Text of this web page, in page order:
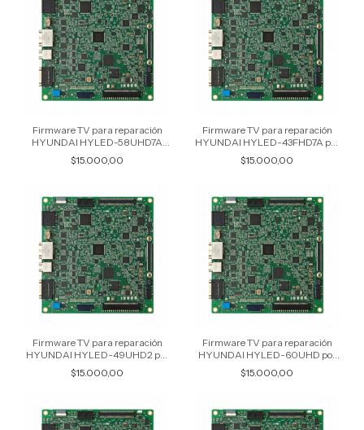
Firmware TV para reparación
HYUNDAI HYLED-58UHD7A
por USB
$15.000,00
Firmware TV para reparación
HYUNDAI HYLED-43FHD7A por
USB
$15.000,00
Firmware TV para reparación
HYUNDAI HYLED-49UHD2 por
USB
$15.000,00
Firmware TV para reparación
HYUNDAI HYLED-60UHD por
USB
$15.000,00